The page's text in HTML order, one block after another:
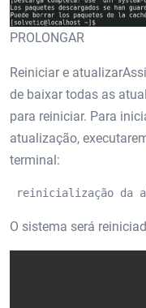
PROLONGAR
Reiniciar e
de baixar todas as
para reiniciar. Para
atualização,
terminal:
reinicialização da
O sistema será